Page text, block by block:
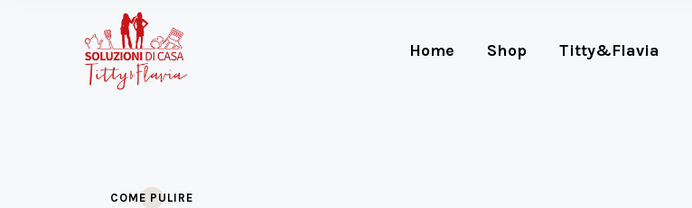
Home Shop Titty&Flavia
COME PULIRE